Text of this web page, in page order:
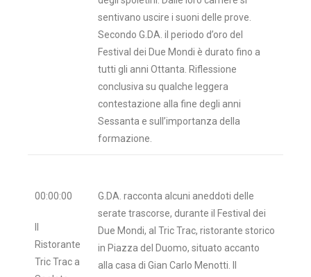
sentivano uscire i suoni delle prove.
Secondo G.DA. il periodo d’oro del
Festival dei Due Mondi è durato fino a
tutti gli anni Ottanta. Riflessione
conclusiva su qualche leggera
contestazione alla fine degli anni
Sessanta e sull’importanza della
formazione.
00:00:00
Ristorante
Tric Trac a
G.DA. racconta alcuni aneddoti delle
serate trascorse, durante il Festival dei
Due Mondi, al Tric Trac, ristorante storico
in Piazza del Duomo, situato accanto
alla casa di Gian Carlo Menotti. Il